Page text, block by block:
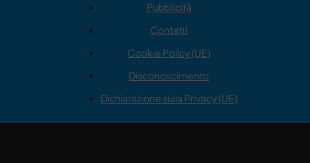
Pubblicità
Contatti
Cookie Policy (UE)
Disconoscimento
Dichiarazione sulla Privacy (UE)